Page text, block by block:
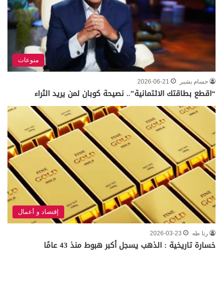
منوعات
حسام بشير 2026-06-21
“اقطع بطاقتك الائتمانية”.. نصيحة كوبان لمن يريد الثراء
إقتصاد و أعمال
رنا طه 2026-03-23
خسارة تاريخية : الذهب يسجل أكبر هبوط منذ 43 عامًا